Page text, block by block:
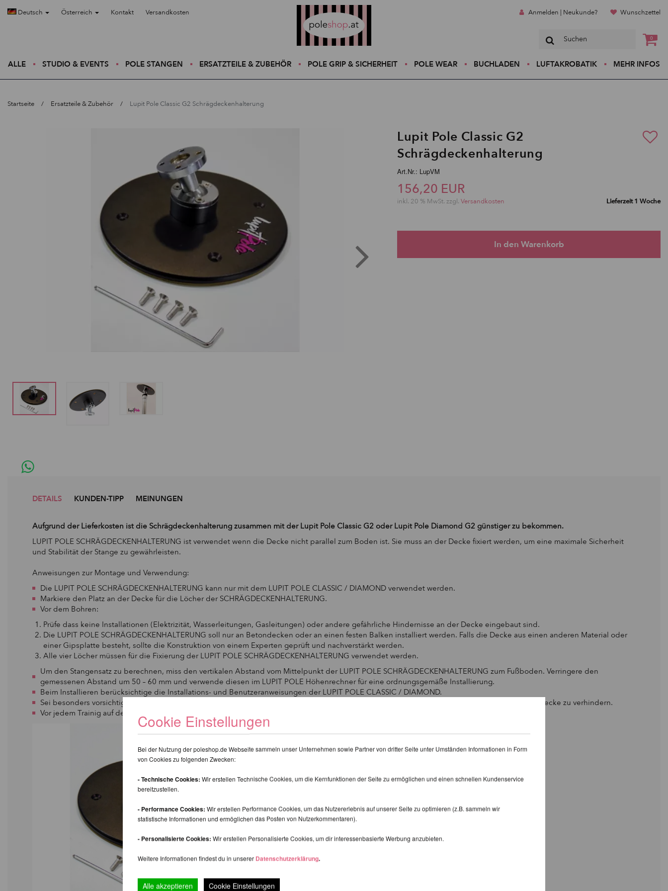
Deutsch Österreich Kontakt Versandkosten Anmelden | Neukunde? Wunschzettel
0
ALLE STUDIO & EVENTS POLE STANGEN ERSATZTEILE & ZUBEHÖR POLE GRIP & SICHERHEIT POLE WEAR BUCHLADEN LUFTAKROBATIK MEHR INFOS
Startseite Ersatzteile & Zubehör Lupit Pole Classic G2 Schrägdeckenhalterung
Lupit Pole Classic G2
Schrägdeckenhalterung
Art.Nr.: LupVM
156,20 EUR
inkl. 20 % MwSt. zzgl. Versandkosten Lieferzeit 1 Woche
DETAILS KUNDEN-TIPP MEINUNGEN
Aufgrund der Lieferkosten ist die Schrägdeckenhalterung zusammen mit der Lupit Pole Classic G2 oder Lupit Pole Diamond G2 günstiger zu bekommen.
LUPIT POLE SCHRÄGDECKENHALTERUNG ist verwendet wenn die Decke nicht parallel zum Boden ist. Sie muss an der Decke fixiert werden, um eine maximale Sicherheit
und Stabilität der Stange zu gewährleisten.
Anweisungen zur Montage und Verwendung:
Die LUPIT POLE SCHRÄGDECKENHALTERUNG kann nur mit dem LUPIT POLE CLASSIC / DIAMOND verwendet werden.
Markiere den Platz an der Decke für die Löcher der SCHRÄGDECKENHALTERUNG.
Vor dem Bohren:
Prüfe dass keine Installationen (Elektrizität, Wasserleitungen, Gasleitungen) oder andere gefährliche Hindernisse an der Decke eingebaut sind.
Die LUPIT POLE SCHRÄGDECKENHALTERUNG soll nur an Betondecken oder an einen festen Balken installiert werden. Falls die Decke aus einen anderen Material oder
einer Gipsplatte besteht, sollte die Konstruktion von einem Experten geprüft und nachverstärkt werden.
Alle vier Löcher müssen für die Fixierung der LUPIT POLE SCHRÄGDECKENHALTERUNG verwendet werden.
Um den Stangensatz zu berechnen, miss den vertikalen Abstand vom Mittelpunkt der LUPIT POLE SCHRÄGDECKENHALTERUNG zum Fußboden. Verringere den
gemessenen Abstand um 50 – 60 mm und verwende diesen im LUPIT POLE Höhenrechner für eine ordnungsgemäße Installierung.
Beim Installieren berücksichtige die Installations- und Benutzeranweisungen der LUPIT POLE CLASSIC / DIAMOND.
Sei besonders vorsichtig beim Festschrauben der Stange. Versichere dich, dass d9 Stange nicht zu fest angeschraubt ist, um Beschädigung der Decke zu verhindern.
Vor jedem Trainig auf der Stange, überprüfen sie die Stabilität der Stange.
Cookie Einstellungen
Bei der Nutzung der poleshop.de Webseite sammeln unser Unternehmen sowie Partner von dritter Seite unter Umständen Informationen in Form
von Cookies zu folgenden Zwecken:
- Technische Cookies: Wir erstellen Technische Cookies, um die Kernfunktionen der Seite zu ermöglichen und einen schnellen Kundenservice
bereitzustellen.
- Performance Cookies: Wir erstellen Performance Cookies, um das Nutzererlebnis auf unserer Seite zu optimieren (z.B. sammeln wir
statistische Informationen und ermöglichen das Posten von Nutzerkommentaren).
- Personalisierte Cookies: Wir erstellen Personalisierte Cookies, um dir interessenbasierte Werbung anzubieten.
Weitere Informationen findest du in unserer Datenschutzerklärung.
Alle akzeptieren Cookie Einstellungen